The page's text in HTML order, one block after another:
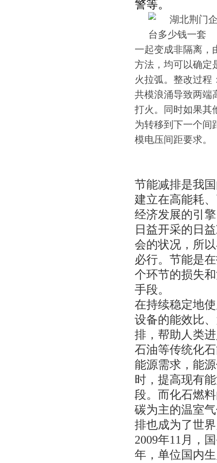
警等。
一起变成非隔离，
方法，均可以确定
火拉弧。整改过程
共模浪涌导致两端
打火。同时如果其
为转移到下一个间
模电压间距要求。
节能减排是我
建立在高能耗
经济发展的引
日益开采的日
会的状况，所
必行。节能是
个环节的损失
手段。
在持续稳定地
设备的能效比
排，帮助人类
石油等传统化
能源需求，能
时，提高现有
段。而化石燃
碳为主的温室
排也成为了世
2009年11月，
年，单位国内